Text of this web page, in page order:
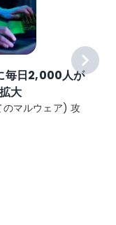
毎日2,000人が
大
マルウェア) 攻